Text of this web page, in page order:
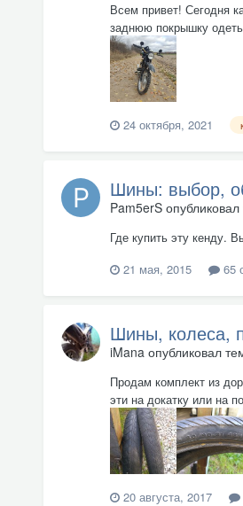
Всем привет! Сегодня
заднюю покрышку
24 октября, 2021
Шины: выбор,
Pam5erSопубликовал
Где купить эту кенду.
21 мая, 2015
65
Шины, колеса,
iMana опубликовал
Продам комплект из
эти на докатку или на
20 августа, 2017